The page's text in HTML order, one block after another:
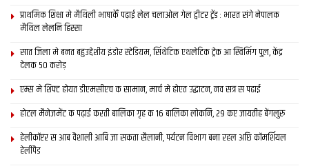
प्राथमिक शि‍क्षा मे मैथि‍ली भाषाकेँ पढ़ाई लेल चलाओल गेल ट्वीटर ट्रेंड : भारत संगे नेपालक
मैथिल लेलनि हिस्सा
सात जिला मे बनत बहुउद्देशीय इंडोर स्‍टेडि‍यम, सिंथेटिक एथलेटिक ट्रेक आ स्विमिंग पुल, केंद्र
देलक 50 करोड़
एम्स मे शिफ्ट होयत डीएमसीएच क सामान, मार्च मे होएत उद्घाटन, नव सत्र स पढाई
होटल मैनेजमेंट क पढ़ाई करती बालिका गृह क 16 बालिका लोकनि, 29 कए जायतीह बेंगलुरु
हेलीकॉप्टर स आब वैशाली आबि जा सकता सैलानी, पर्यटन विभाग बना रहल अछि कॉमर्शियल
हेलीपैड